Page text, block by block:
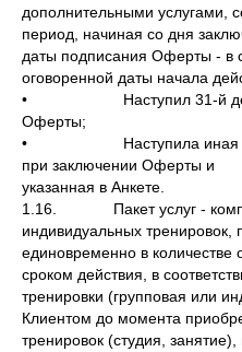
дополнительными услугами,
период, начиная со дня
даты подписания Оферты - в
оговоренной даты начала
• Наступил 31-й день
Оферты;
• Наступила иная дата,
при заключении Оферты и
указанная в Анкете.
1.16. Пакет услуг -
индивидуальных
единовременно в количестве
сроком действия, в
тренировки (групповая или
Клиентом до момента
тренировок (студия,